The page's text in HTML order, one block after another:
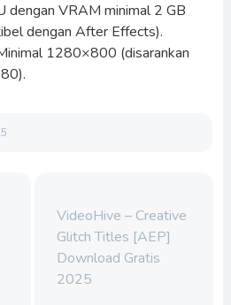
dengan VRAM minimal 2 GB
dengan After Effects).
1280×800 (disarankan
VideoHive – Creative
Glitch Titles [AEP]
Download Gratis
2025